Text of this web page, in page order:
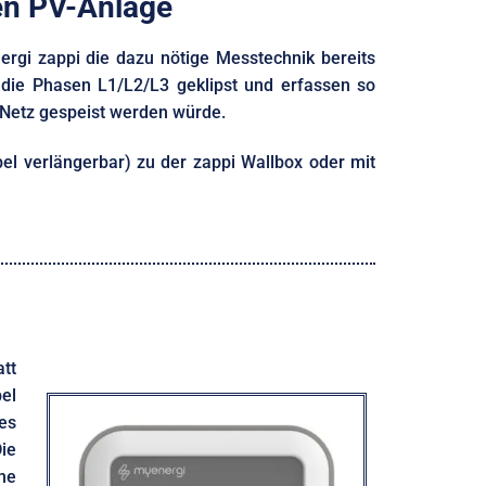
zappi die dazu nötige Messtechnik bereits
Phasen L1/L2/L3 geklipst und erfassen so
gespeist werden würde.
verlängerbar) zu der zappi Wallbox oder mit